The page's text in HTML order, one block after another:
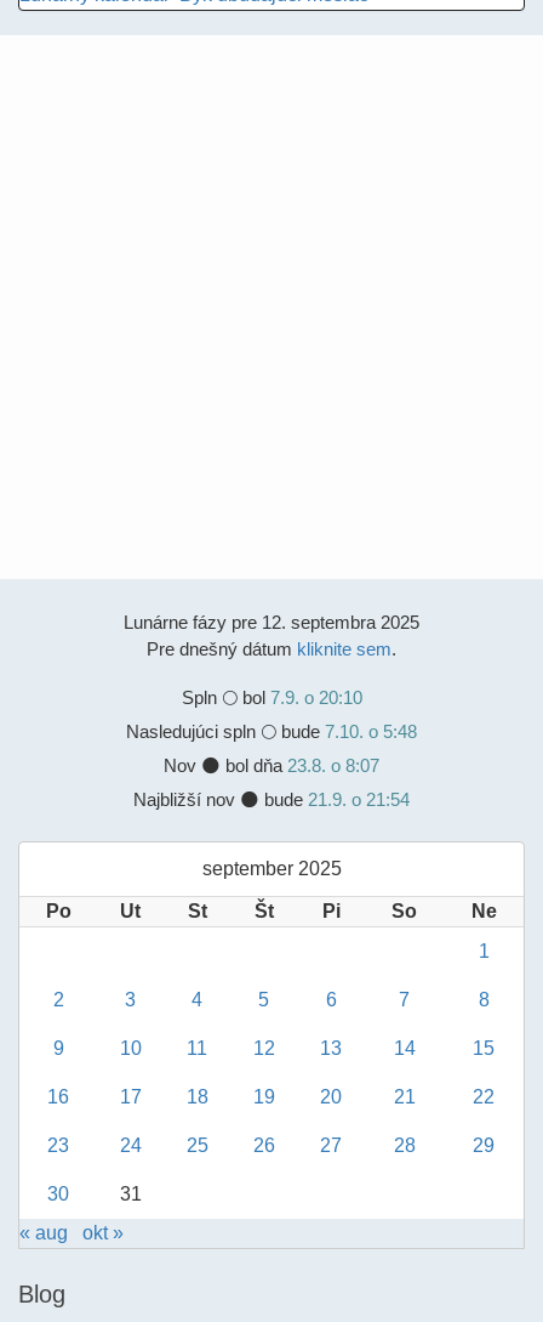
Lunárne fázy pre 12. septembra 2025
Pre dnešný dátum kliknite sem.
Spln🌕 bol 7.9. o 20:10
Nasledujúci spln 🌕 bude 7.10. o 5:48
Nov 🌑 bol dňa 23.8. o 8:07
Najbližší nov 🌑 bude 21.9. o 21:54
september 2025
Po Ut St Št Pi So
Ne
1
2 3 4 5 6 7 8
9 10 11 12 13 14 15
16 17 18 19 20 21 22
23 24 25 26 27 28 29
30
31
« aug
okt »
Blog